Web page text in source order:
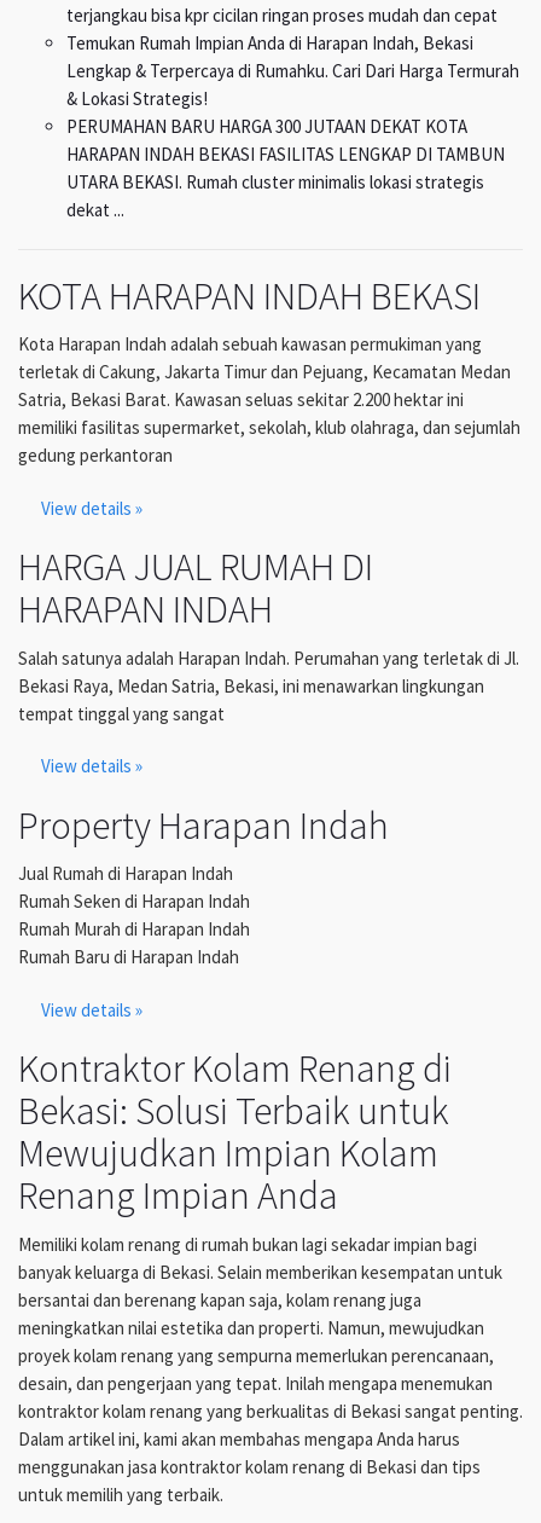
terjangkau bisa kpr cicilan ringan proses mudah dan cepat
Temukan Rumah Impian Anda di Harapan Indah, Bekasi
Lengkap & Terpercaya di Rumahku. Cari Dari Harga Termurah
& Lokasi Strategis!
PERUMAHAN BARU HARGA 300 JUTAAN DEKAT KOTA
HARAPAN INDAH BEKASI FASILITAS LENGKAP DI TAMBUN
UTARA BEKASI. Rumah cluster minimalis lokasi strategis
dekat ...
KOTA HARAPAN INDAH BEKASI
Kota Harapan Indah adalah sebuah kawasan permukiman yang
terletak di Cakung, Jakarta Timur dan Pejuang, Kecamatan Medan
Satria, Bekasi Barat. Kawasan seluas sekitar 2.200 hektar ini
memiliki fasilitas supermarket, sekolah, klub olahraga, dan sejumlah
gedung perkantoran
View details »
HARGA JUAL RUMAH DI
HARAPAN INDAH
Salah satunya adalah Harapan Indah. Perumahan yang terletak di Jl.
Bekasi Raya, Medan Satria, Bekasi, ini menawarkan lingkungan
tempat tinggal yang sangat
View details »
Property Harapan Indah
Jual Rumah di Harapan Indah
Rumah Seken di Harapan Indah
Rumah Murah di Harapan Indah
Rumah Baru di Harapan Indah
View details »
Kontraktor Kolam Renang di
Bekasi: Solusi Terbaik untuk
Mewujudkan Impian Kolam
Renang Impian Anda
Memiliki kolam renang di rumah bukan lagi sekadar impian bagi
banyak keluarga di Bekasi. Selain memberikan kesempatan untuk
bersantai dan berenang kapan saja, kolam renang juga
meningkatkan nilai estetika dan properti. Namun, mewujudkan
proyek kolam renang yang sempurna memerlukan perencanaan,
desain, dan pengerjaan yang tepat. Inilah mengapa menemukan
kontraktor kolam renang yang berkualitas di Bekasi sangat penting.
Dalam artikel ini, kami akan membahas mengapa Anda harus
menggunakan jasa kontraktor kolam renang di Bekasi dan tips
untuk memilih yang terbaik.